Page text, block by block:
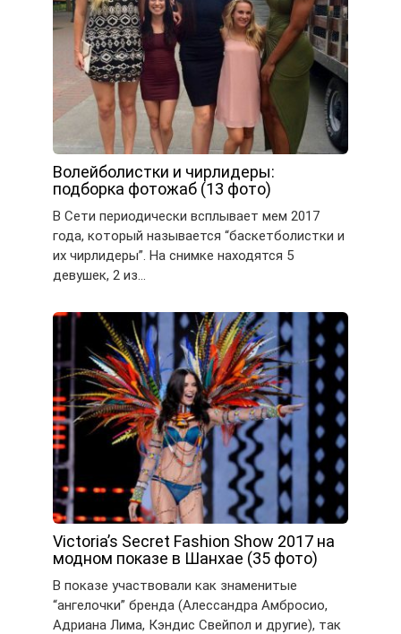
Волейболистки и чирлидеры:
подборка фотожаб (13 фото)
В Сети периодически всплывает мем 2017
года, который называется “баскетболистки и
их чирлидеры”. На снимке находятся 5
девушек, 2 из…
Victoria’s Secret Fashion Show 2017 на
модном показе в Шанхае (35 фото)
В показе участвовали как знаменитые
“ангелочки” бренда (Алессандра Амбросио,
Адриана Лима, Кэндис Свейпол и другие), так